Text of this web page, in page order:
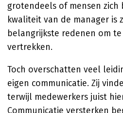
grotendeels of mensen zich
kwaliteit van de manager is
belangrijkste redenen om
vertrekken.
Toch overschatten veel
eigen communicatie. Zij
terwijl medewerkers juist
Communicatie versterken